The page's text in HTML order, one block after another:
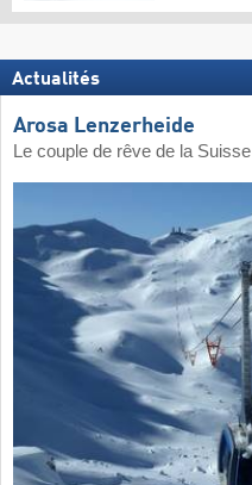
Actualités
Arosa Lenzerheide
Le couple de rêve de la Suisse